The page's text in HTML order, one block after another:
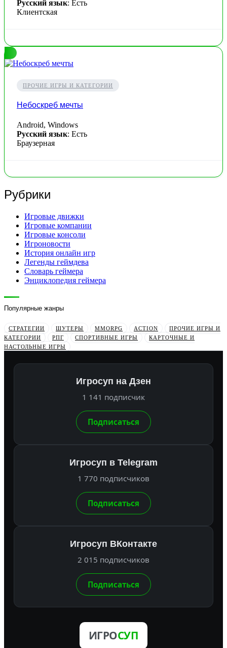
Русский язык: Есть
Клиентская
ПРОЧИЕ ИГРЫ И КАТЕГОРИИ
Небоскреб мечты
Android, Windows
Русский язык: Есть
Браузерная
Рубрики
Игровые движки
Игровые компании
Игровые консоли
Игроновости
История онлайн игр
Легенды геймдева
Словарь геймера
Энциклопедия геймера
Популярные жанры
СТРАТЕГИИ ШУТЕРЫ MMORPG ACTION
ПРОЧИЕ ИГРЫ И
КАТЕГОРИИ
РПГ СПОРТИВНЫЕ ИГРЫ
КАРТОЧНЫЕ И
НАСТОЛЬНЫЕ ИГРЫ
Игросуп на Дзен
1 141 подписчик
Подписаться
Игросуп в Telegram
1 770 подписчиков
Подписаться
Игросуп ВКонтакте
2 015 подписчиков
Подписаться
ИГРОСУП